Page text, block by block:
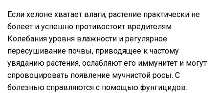
Если хелоне хватает влаги, растение практически не
болеет и успешно противостоит вредителям.
Колебания уровня влажности и регулярное
пересушивание почвы, приводящее к частому
увяданию растения, ослабляют его иммунитет и могут
спровоцировать появление мучнистой росы. С
болезнью справляются с помощью фунгицидов.